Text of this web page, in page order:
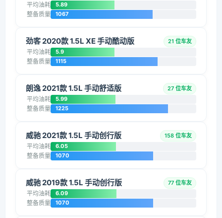
平均油耗 5.89
整备质量 1067
劲客 2020款 1.5L XE 手动酷动版 21 位车友
平均油耗 5.9
整备质量 1115
朗逸 2021款 1.5L 手动舒适版 27 位车友
平均油耗 5.99
整备质量 1225
威驰 2021款 1.5L 手动创行版 158 位车友
平均油耗 6.05
整备质量 1070
威驰 2019款 1.5L 手动创行版 77 位车友
平均油耗 6.09
整备质量 1070